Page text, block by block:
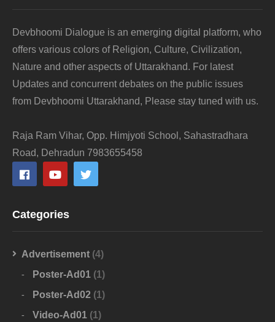
Devbhoomi Dialogue is an emerging digital platform, who
offers various colors of Religion, Culture, Civilization,
Nature and other aspects of Uttarakhand. For latest
Updates and concurrent debates on the public issues
from Devbhoomi Uttarakhand, Please stay tuned with us.
Raja Ram Vihar, Opp. Himjyoti School, Sahastradhara
Road, Dehradun 7983655458
Categories
Advertisement (4)
Poster-Ad01 (1)
Poster-Ad02 (1)
Video-Ad01 (1)